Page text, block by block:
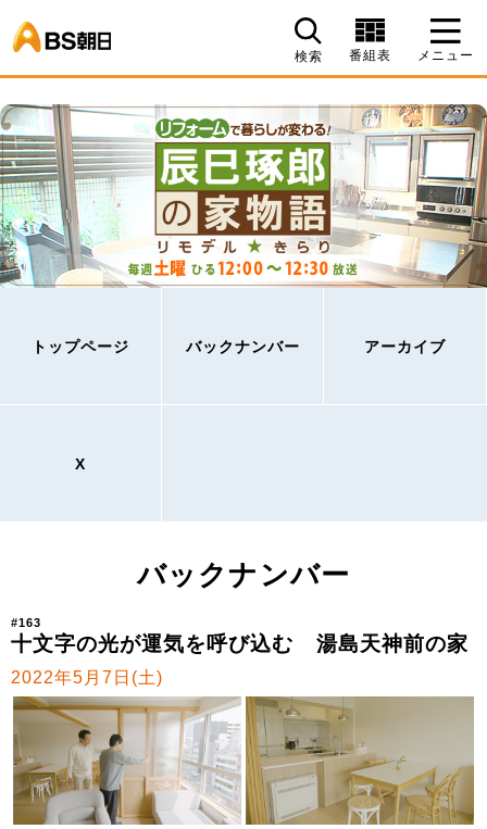
検索 番組表 メニュー
トップページ バックナンバー アーカイブ
X
バックナンバー
#163
十文字の光が運気を呼び込む 湯島天神前の家
2022年5月7日(土)